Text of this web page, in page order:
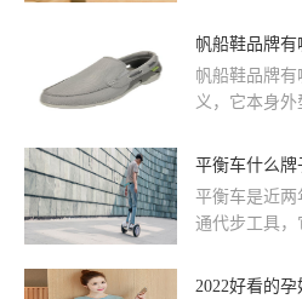
择什么样的孕
露着时尚的气
类很多，它们
人造板十大
看吧。
帆船鞋品牌
义，它本身
鞋种类，而强
功能强的鞋
选择。那么你
下来，品牌网
平衡车是近两
通代步工具，
多了一份选择
2022好看的